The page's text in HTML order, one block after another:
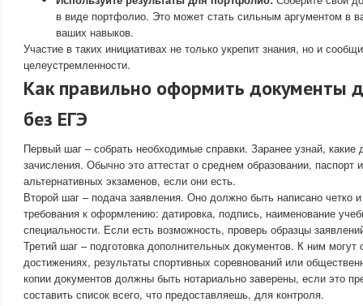
в виде портфолио. Это может стать сильным аргументом в
ваших навыков.
Участие в таких инициативах не только укрепит знания, но и
целеустремленности.
Как правильно оформить документы
без ЕГЭ
Первый шаг – собрать необходимые справки. Заранее узнай,
зачисления. Обычно это аттестат о среднем образовании, паспорт
альтернативных экзаменов, если они есть.
Второй шаг – подача заявления. Оно должно быть написано четко
требования к оформлению: датировка, подпись, наименование
специальности. Если есть возможность, проверь образцы
Третий шаг – подготовка дополнительных документов. К ним могут
достижениях, результаты спортивных соревнований или
копии документов должны быть нотариально заверены, если это
составить список всего, что предоставляешь, для контроля.